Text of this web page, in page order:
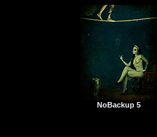
NoBackup 5